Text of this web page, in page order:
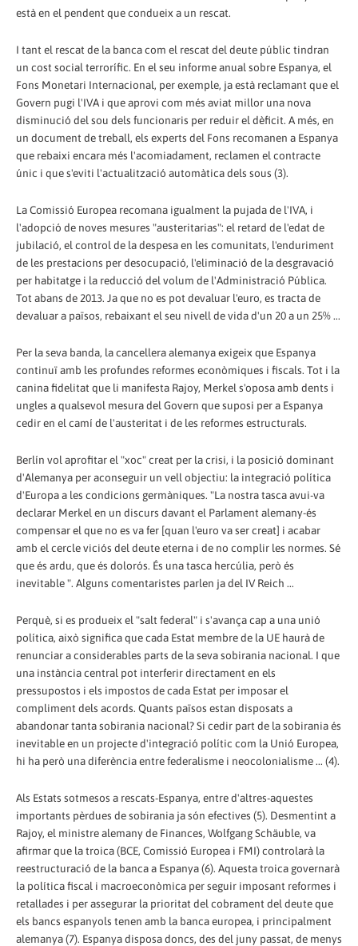
està en el pendent que condueix a un rescat.
I tant el rescat de la banca com el rescat del deute públic tindran
un cost social terrorífic. En el seu informe anual sobre Espanya, el
Fons Monetari Internacional, per exemple, ja està reclamant que el
Govern pugi l'IVA i que aprovi com més aviat millor una nova
disminució del sou dels funcionaris per reduir el dèficit. A més, en
un document de treball, els experts del Fons recomanen a Espanya
que rebaixi encara més l'acomiadament, reclamen el contracte
únic i que s'eviti l'actualització automàtica dels sous (3).
La Comissió Europea recomana igualment la pujada de l'IVA, i
l'adopció de noves mesures "austeritarias": el retard de l'edat de
jubilació, el control de la despesa en les comunitats, l'enduriment
de les prestacions per desocupació, l'eliminació de la desgravació
per habitatge i la reducció del volum de l'Administració Pública.
Tot abans de 2013. Ja que no es pot devaluar l'euro, es tracta de
devaluar a països, rebaixant el seu nivell de vida d'un 20 a un 25% ...
Per la seva banda, la cancellera alemanya exigeix ​​que Espanya
continuï amb les profundes reformes econòmiques i fiscals. Tot i la
canina fidelitat que li manifesta Rajoy, Merkel s'oposa amb dents i
ungles a qualsevol mesura del Govern que suposi per a Espanya
cedir en el camí de l'austeritat i de les reformes estructurals.
Berlín vol aprofitar el "xoc" creat per la crisi, i la posició dominant
d'Alemanya per aconseguir un vell objectiu: la integració política
d'Europa a les condicions germàniques. "La nostra tasca avui-va
declarar Merkel en un discurs davant el Parlament alemany-és
compensar el que no es va fer [quan l'euro va ser creat] i acabar
amb el cercle viciós del deute eterna i de no complir les normes. Sé
que és ardu, que és dolorós. És una tasca hercúlia, però és
inevitable ". Alguns comentaristes parlen ja del IV Reich ...
Perquè, si es produeix el "salt federal" i s'avança cap a una unió
política, això significa que cada Estat membre de la UE haurà de
renunciar a considerables parts de la seva sobirania nacional. I que
una instància central pot interferir directament en els
pressupostos i els impostos de cada Estat per imposar el
compliment dels acords. Quants països estan disposats a
abandonar tanta sobirania nacional? Si cedir part de la sobirania és
inevitable en un projecte d'integració polític com la Unió Europea,
hi ha però una diferència entre federalisme i neocolonialisme ... (4).
Als Estats sotmesos a rescats-Espanya, entre d'altres-aquestes
importants pèrdues de sobirania ja són efectives (5). Desmentint a
Rajoy, el ministre alemany de Finances, Wolfgang Schäuble, va
afirmar que la troica (BCE, Comissió Europea i FMI) controlarà la
reestructuració de la banca a Espanya (6). Aquesta troica governarà
la política fiscal i macroeconòmica per seguir imposant reformes i
retallades i per assegurar la prioritat del cobrament del deute que
els bancs espanyols tenen amb la banca europea, i principalment
alemanya (7). Espanya disposa doncs, des del juny passat, de menys